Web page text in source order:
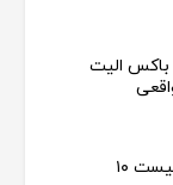
الیت
لپ‌تاپ استوک یا نو؟ چک‌لیست ۱۰